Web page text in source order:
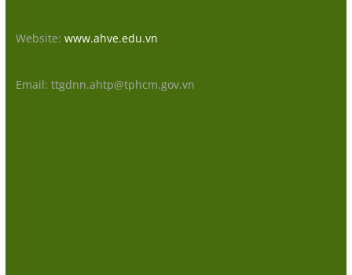
Website: www.ahve.edu.vn
Email: ttgdnn.ahtp@tphcm.gov.vn